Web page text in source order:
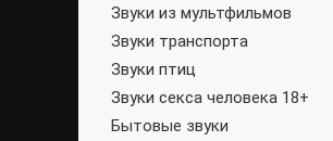
Звуки из мультфильмов
Звуки транспорта
Звуки птиц
Звуки секса человека 18+
Бытовые звуки